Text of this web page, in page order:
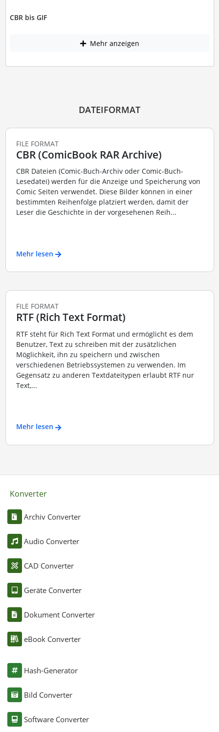
CBR bis GIF
Mehr anzeigen
DATEIFORMAT
FILE FORMAT
CBR (ComicBook RAR Archive)
CBR Dateien (Comic-Buch-Archiv oder Comic-Buch-
Lesedatei) werden für die Anzeige und Speicherung von
Comic Seiten verwendet. Diese Bilder können in einer
bestimmten Reihenfolge platziert werden, damit der
Leser die Geschichte in der vorgesehenen Reih...
Mehr lesen
FILE FORMAT
RTF (Rich Text Format)
RTF steht für Rich Text Format und ermöglicht es dem
Benutzer, Text zu schreiben mit der zusätzlichen
Möglichkeit, ihn zu speichern und zwischen
verschiedenen Betriebssystemen zu verwenden. Im
Gegensatz zu anderen Textdateitypen erlaubt RTF nur
Text,...
Mehr lesen
Konverter
Archiv Converter
Audio Converter
CAD Converter
Geräte Converter
Dokument Converter
eBook Converter
Hash-Generator
Bild Converter
Software Converter